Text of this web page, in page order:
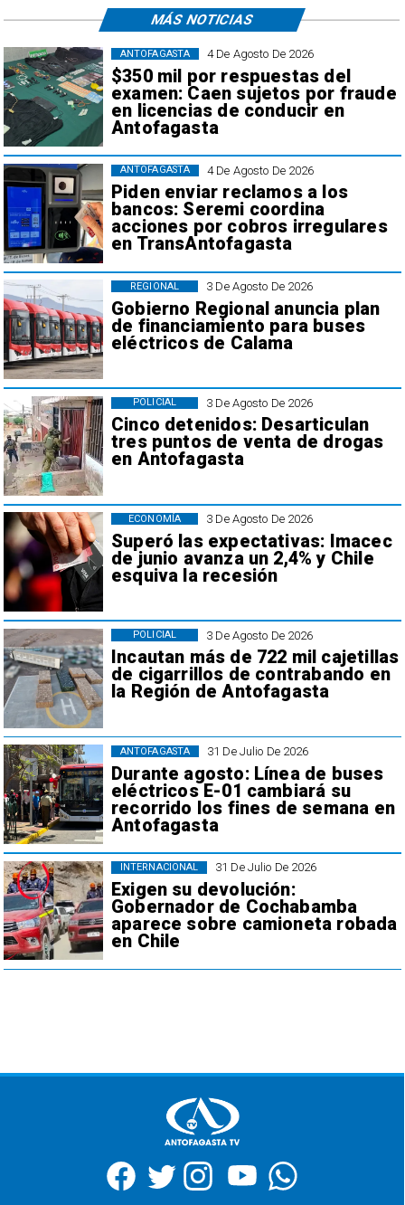
4 De Agosto De 2026
$350 mil por respuestas del
examen: Caen sujetos por fraude
en licencias de conducir en
Antofagasta
ANTOFAGASTA
4 De Agosto De 2026
Piden enviar reclamos a los
bancos: Seremi coordina
acciones por cobros irregulares
en TransAntofagasta
ANTOFAGASTA
3 De Agosto De 2026
Gobierno Regional anuncia plan
de financiamiento para buses
eléctricos de Calama
REGIONAL
3 De Agosto De 2026
Cinco detenidos: Desarticulan
tres puntos de venta de drogas
en Antofagasta
POLICIAL
3 De Agosto De 2026
Superó las expectativas: Imacec
de junio avanza un 2,4% y Chile
esquiva la recesión
ECONOMÍA
3 De Agosto De 2026
Incautan más de 722 mil cajetillas
de cigarrillos de contrabando en
la Región de Antofagasta
POLICIAL
31 De Julio De 2026
Durante agosto: Línea de buses
eléctricos E-01 cambiará su
recorrido los fines de semana en
Antofagasta
ANTOFAGASTA
31 De Julio De 2026
Exigen su devolución:
Gobernador de Cochabamba
aparece sobre camioneta robada
en Chile
INTERNACIONAL
MÁS NOTICIAS